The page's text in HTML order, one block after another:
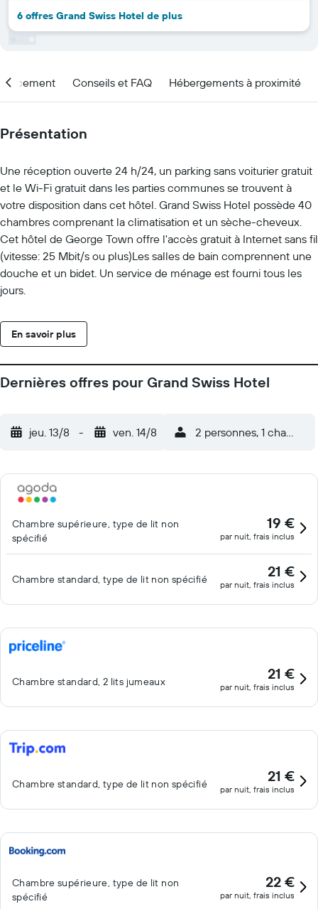
6 offres Grand Swiss Hotel de plus
Conseils et FAQ Hébergements à proximité
Présentation
Une réception ouverte 24 h/24, un parking sans voiturier gratuit
et le Wi-Fi gratuit dans les parties communes se trouvent à
votre disposition dans cet hôtel. Grand Swiss Hotel possède 40
chambres comprenant la climatisation et un sèche-cheveux.
Cet hôtel de George Town offre l'accès gratuit à Internet sans fil
(vitesse: 25 Mbit/s ou plus)Les salles de bain comprennent une
douche et un bidet. Un service de ménage est fourni tous les
jours.
En savoir plus
Dernières offres pour Grand Swiss Hotel
jeu. 13/8 - ven. 14/8 2 personnes, 1 chambre
Chambre supérieure, type de lit non
spécifié
19 €
par nuit, frais inclus
Chambre standard, type de lit non spécifié 21 €
par nuit, frais inclus
Chambre standard, 2 lits jumeaux 21 €
par nuit, frais inclus
Chambre standard, type de lit non spécifié 21 €
par nuit, frais inclus
Chambre supérieure, type de lit non
spécifié
22 €
par nuit, frais inclus